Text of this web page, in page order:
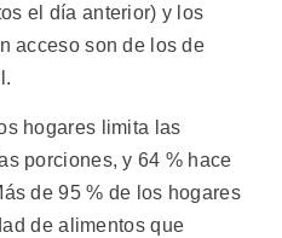
el día anterior) y los
acceso son de los de
hogares limita las
porciones, y 64 % hace
de 95 % de los hogares
de alimentos que